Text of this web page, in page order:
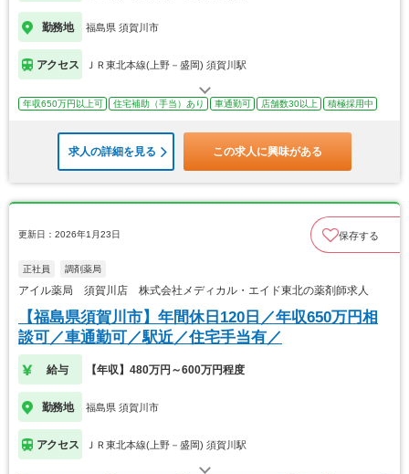
勤務地 福島県 須賀川市
アクセス ＪＲ東北本線(上野－盛岡) 須賀川駅
年収650万円以上可 住宅補助（手当）あり 車通勤可 店舗数30以上 積極採用中
求人の詳細を見る この求人に興味がある
更新日：2026年1月23日 保存する
正社員 調剤薬局
アイル薬局 須賀川店 株式会社メディカル・エイド東北の薬剤師求人
【福島県須賀川市】年間休日120日／年収650万円相
談可／車通勤可／駅近／住宅手当有／
給与 【年収】480万円～600万円程度
勤務地 福島県 須賀川市
アクセス ＪＲ東北本線(上野－盛岡) 須賀川駅